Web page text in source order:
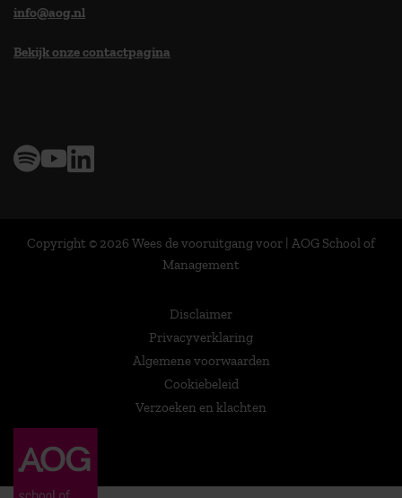
info@aog.nl
Bekijk onze contactpagina
Copyright © 2026 Wees de vooruitgang voor | AOG School of
Management
Disclaimer
Privacyverklaring
Algemene voorwaarden
Cookiebeleid
Verzoeken en klachten